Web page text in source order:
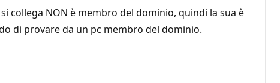
collega NON è membro del dominio, quindi la sua è
di provare da un pc membro del dominio.